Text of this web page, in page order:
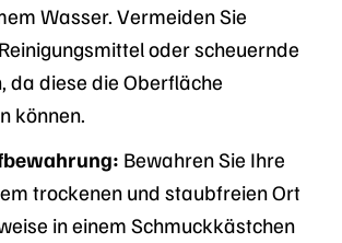
Wasser. Vermeiden Sie
oder scheuernde
da diese die Oberfläche
können.
Bewahren Sie Ihre
trockenen und staubfreien Ort
in einem Schmuckkästchen